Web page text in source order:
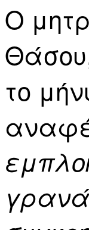
Ο
το